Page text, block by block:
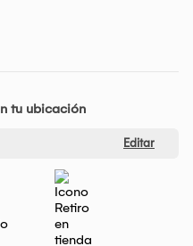
tu ubicación
Editar